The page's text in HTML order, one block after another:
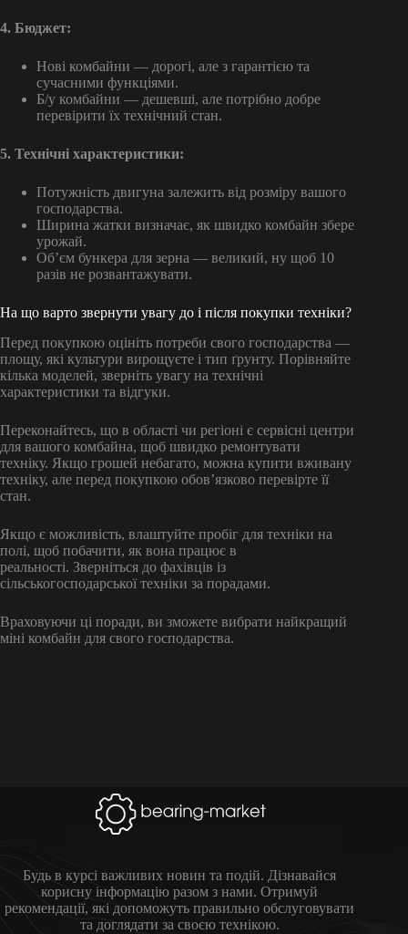
4. Бюджет:
Нові комбайни — дорогі, але з гарантією та
сучасними функціями.
Б/у комбайни — дешевші, але потрібно добре
перевірити їх технічний стан.
5. Технічні характеристики:
Потужність двигуна залежить від розміру вашого
господарства.
Ширина жатки визначає, як швидко комбайн збере
урожай.
Об’єм бункера для зерна — великий, ну щоб 10
разів не розвантажувати.
На що варто звернути увагу до і після покупки техніки?
Перед покупкою оцініть потреби свого господарства —
площу, які культури вирощуєте і тип ґрунту. Порівняйте
кілька моделей, зверніть увагу на технічні
характеристики та відгуки.
Переконайтесь, що в області чи регіоні є сервісні центри
для вашого комбайна, щоб швидко ремонтувати
техніку. Якщо грошей небагато, можна купити вживану
техніку, але перед покупкою обов’язково перевірте її
стан.
Якщо є можливість, влаштуйте пробіг для техніки на
полі, щоб побачити, як вона працює в
реальності. Зверніться до фахівців із
сільськогосподарської техніки за порадами.
Враховуючи ці поради, ви зможете вибрати найкращий
міні комбайн для свого господарства.
Будь в курсі важливих новин та подій. Дізнавайся
корисну інформацію разом з нами. Отримуй
рекомендації, які допоможуть правильно обслуговувати
та доглядати за своєю технікою.